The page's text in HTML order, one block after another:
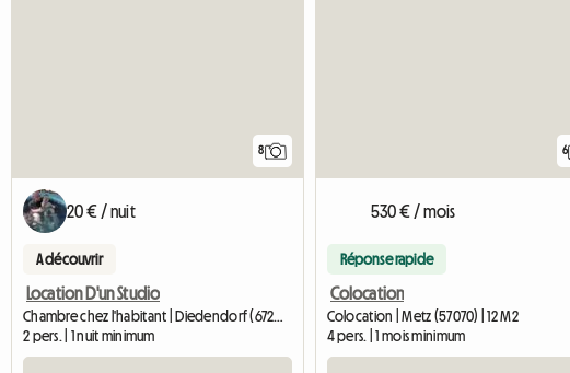
8
20 € / nuit
A découvrir
Location D'un Studio
Chambre chez l'habitant | Diedendorf (67260)
2 pers. | 1 nuit minimum
6
530 € / mois
Réponse rapide
Colocation
Colocation | Metz (57070) | 12 M2
4 pers. | 1 mois minimum